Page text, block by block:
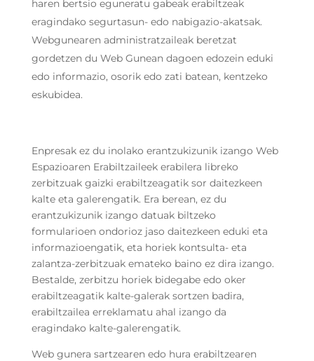
haren bertsio eguneratu gabeak erabiltzeak
eragindako segurtasun- edo nabigazio-akatsak.
Webgunearen administratzaileak beretzat
gordetzen du Web Gunean dagoen edozein eduki
edo informazio, osorik edo zati batean, kentzeko
eskubidea.
Enpresak ez du inolako erantzukizunik izango Web
Espazioaren Erabiltzaileek erabilera libreko
zerbitzuak gaizki erabiltzeagatik sor daitezkeen
kalte eta galerengatik. Era berean, ez du
erantzukizunik izango datuak biltzeko
formularioen ondorioz jaso daitezkeen eduki eta
informazioengatik, eta horiek kontsulta- eta
zalantza-zerbitzuak emateko baino ez dira izango.
Bestalde, zerbitzu horiek bidegabe edo oker
erabiltzeagatik kalte-galerak sortzen badira,
erabiltzailea erreklamatu ahal izango da
eragindako kalte-galerengatik.
Web gunera sartzearen edo hura erabiltzearen